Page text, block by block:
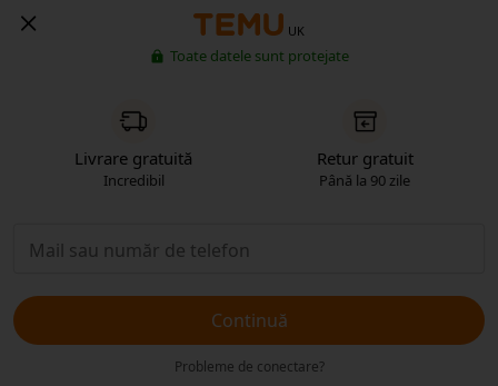
UK
Toate datele sunt protejate
Livrare gratuită
Incredibil
Retur gratuit
Până la 90 zile
Continuă
Probleme de conectare?